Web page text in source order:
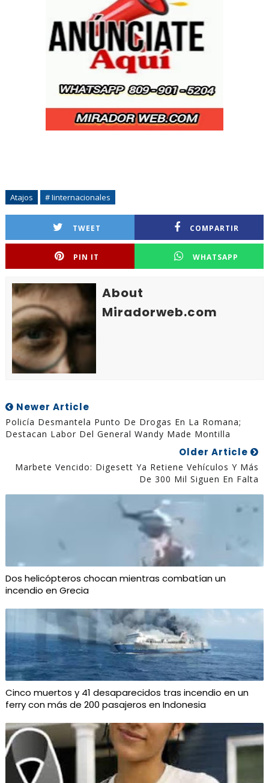
Atajos # Iinternacionales
TWEET COMPARTIR
PIN IT WHATSAPP
About
Miradorweb.com
Newer Article
Policía Desmantela Punto De Drogas En La Romana;
Destacan Labor Del General Wandy Made Montilla
Older Article
Marbete Vencido: Digesett Ya Retiene Vehículos Y Más
De 300 Mil Siguen En Falta
Dos helicópteros chocan mientras combatían un
incendio en Grecia
Cinco muertos y 41 desaparecidos tras incendio en un
ferry con más de 200 pasajeros en Indonesia